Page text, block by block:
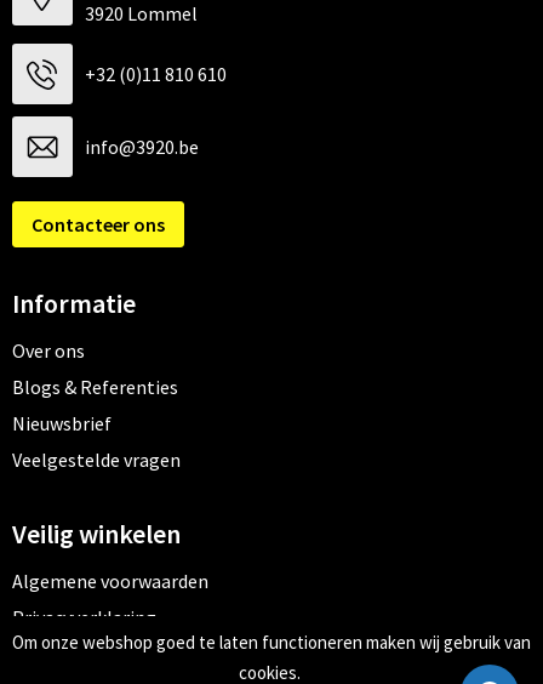
3920 Lommel
+32 (0)11 810 610
info@3920.be
Contacteer ons
Informatie
Over ons
Blogs & Referenties
Nieuwsbrief
Veelgestelde vragen
Veilig winkelen
Algemene voorwaarden
Privacyverklaring
Cookiebeleid
Om onze webshop goed te laten functioneren maken wij gebruik van
cookies.